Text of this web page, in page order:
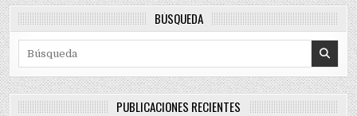
BÚSQUEDA
PUBLICACIONES RECIENTES